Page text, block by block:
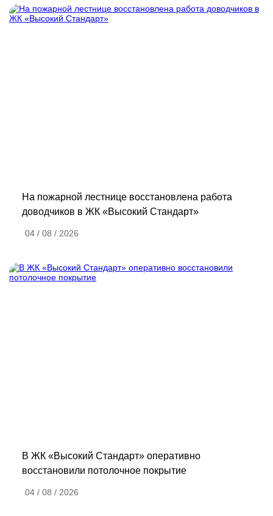
На пожарной лестнице восстановлена работа
доводчиков в ЖК «Высокий Стандарт»
04 / 08 / 2026
В ЖК «Высокий Стандарт» оперативно
восстановили потолочное покрытие
04 / 08 / 2026